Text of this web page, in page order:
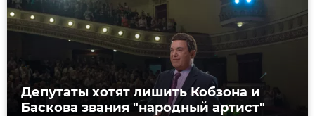
Депутаты хотят лишить Кобзона и
Баскова звания "народный артист"